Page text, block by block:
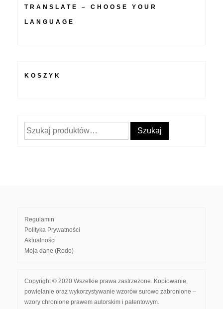
TRANSLATE – CHOOSE YOUR
LANGUAGE
KOSZYK
Szukaj: Szukaj
Regulamin
Polityka Prywatności
Aktualności
Moja dane (Rodo)
Copyright © 2020 Wszelkie prawa zastrzeżone. Kopiowanie,
powielanie oraz wykorzystywanie wzorów surowo zabronione –
wzory chronione prawem autorskim i patentowym.